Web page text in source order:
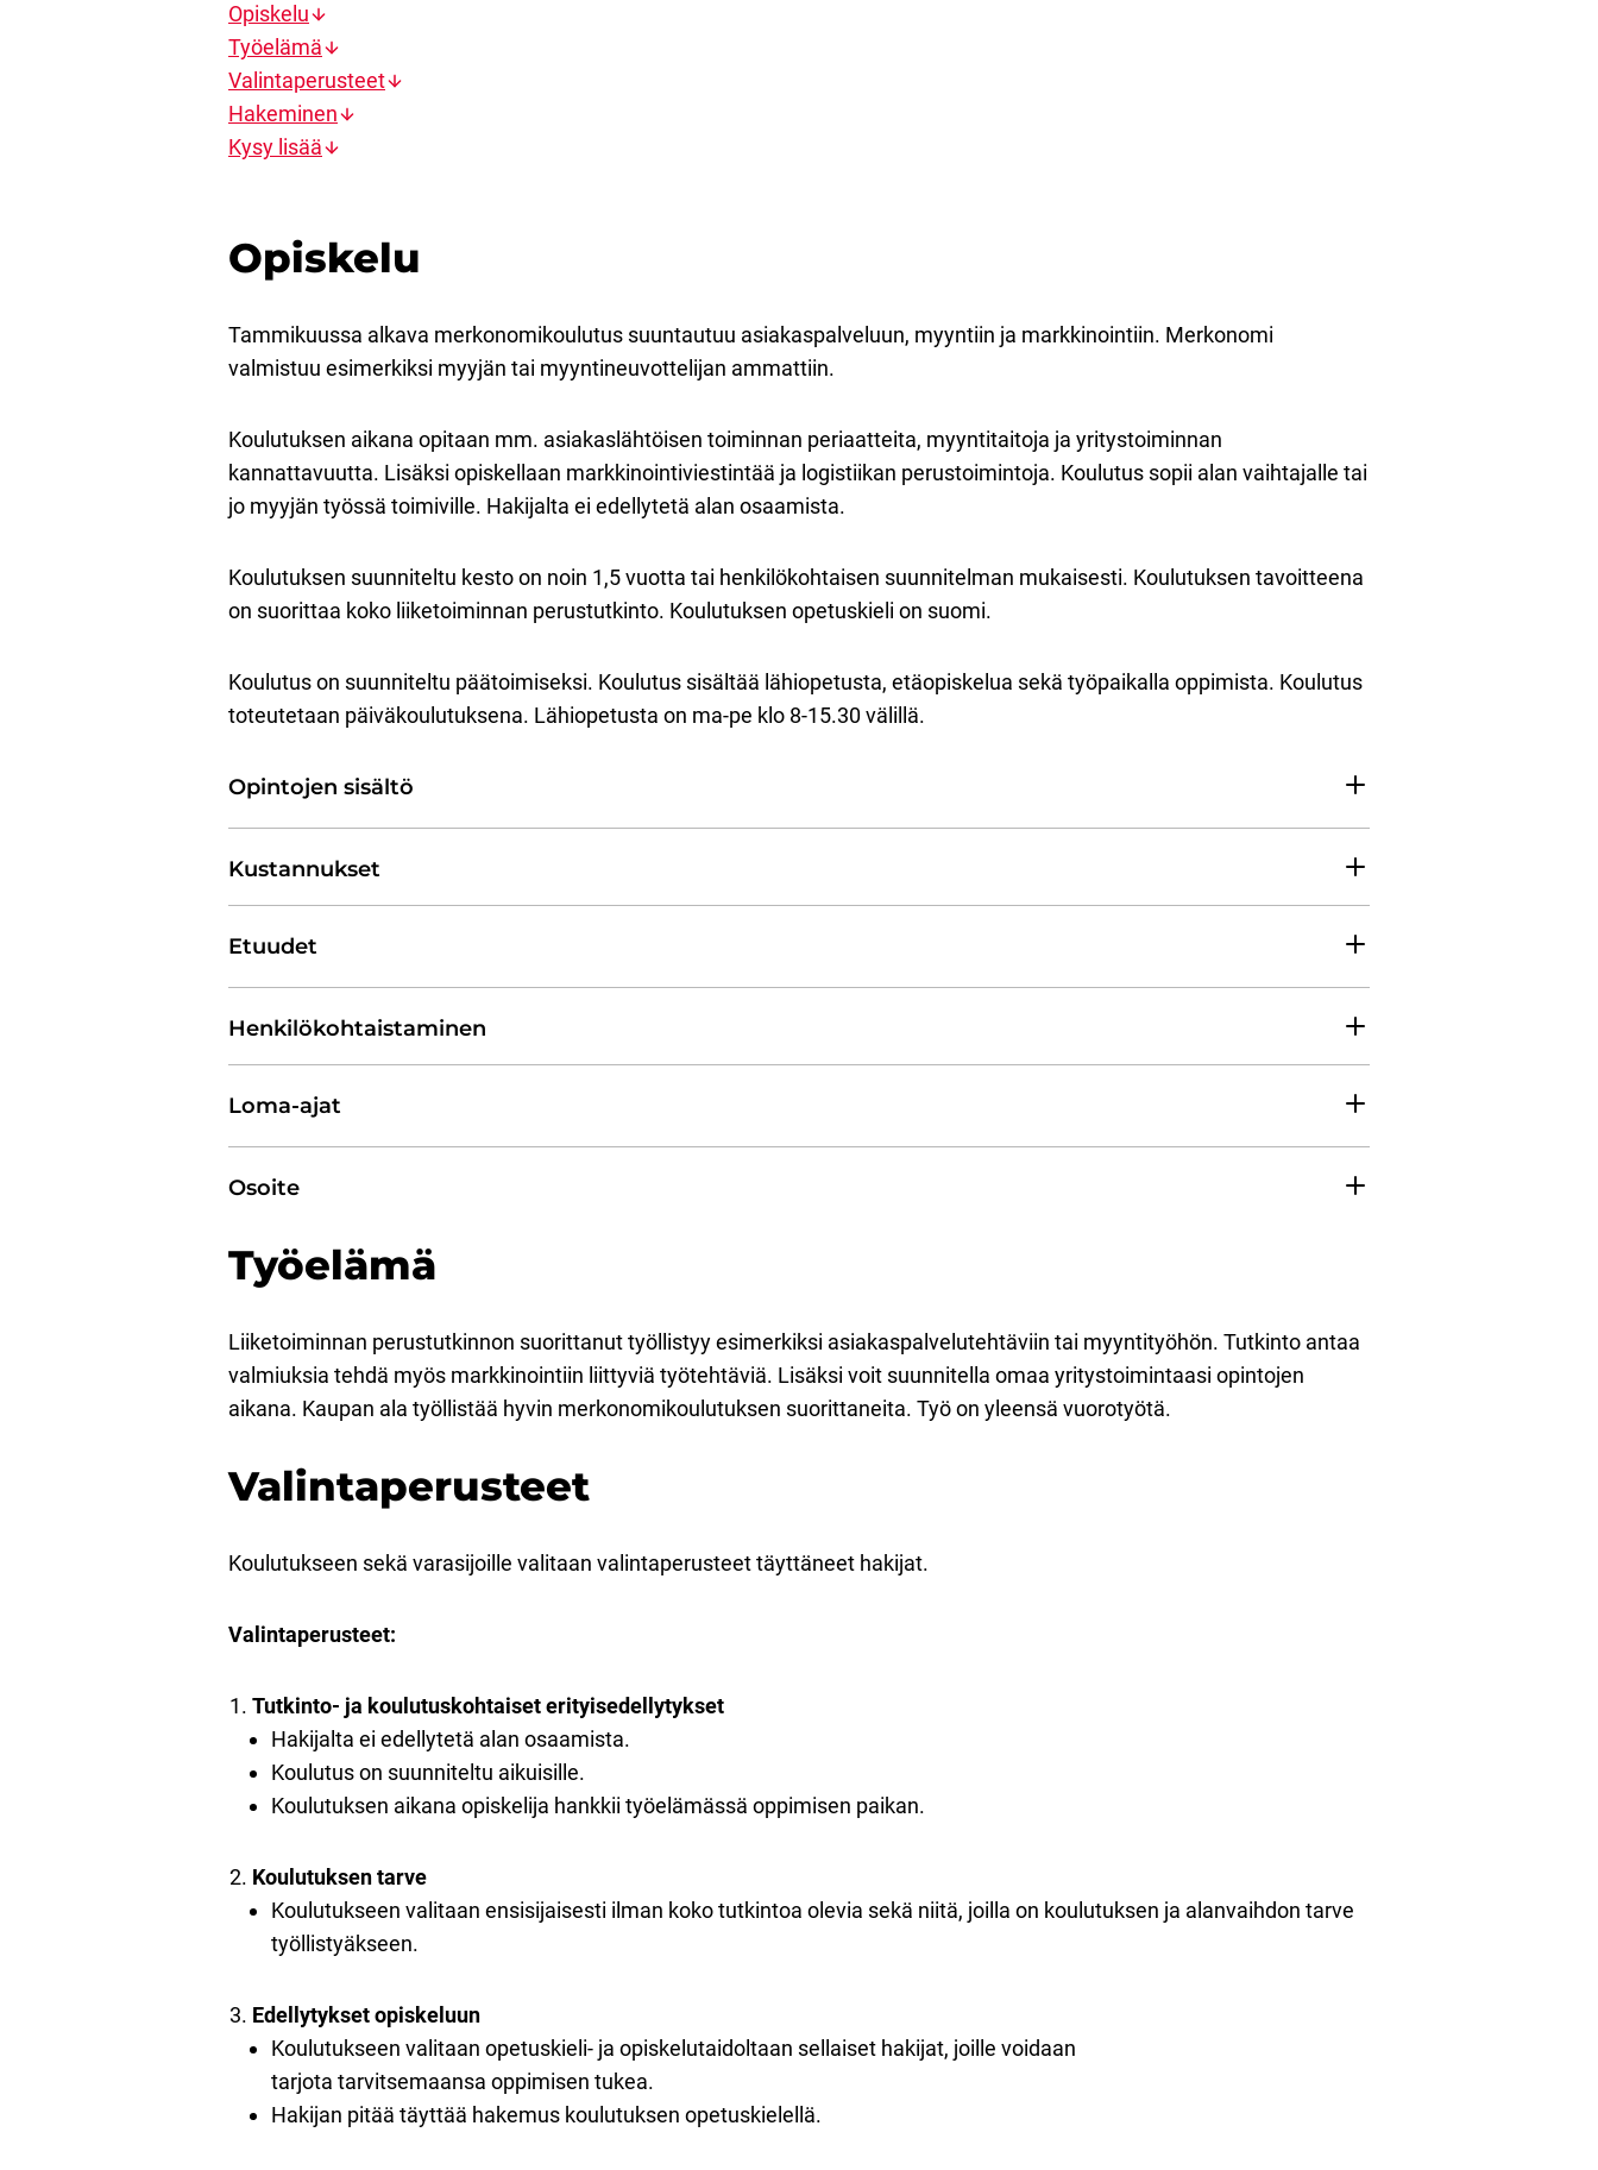
Opiskelu
Työelämä
Valintaperusteet
Hakeminen
Kysy lisää
Opiskelu
Tammikuussa alkava merkonomikoulutus suuntautuu asiakaspalveluun, myyntiin ja markkinointiin. Merkonomi
valmistuu esimerkiksi myyjän tai myyntineuvottelijan ammattiin.
Koulutuksen aikana opitaan mm. asiakaslähtöisen toiminnan periaatteita, myyntitaitoja ja yritystoiminnan
kannattavuutta. Lisäksi opiskellaan markkinointiviestintää ja logistiikan perustoimintoja. Koulutus sopii alan vaihtajalle tai
jo myyjän työssä toimiville. Hakijalta ei edellytetä alan osaamista.
Koulutuksen suunniteltu kesto on noin 1,5 vuotta tai henkilökohtaisen suunnitelman mukaisesti. Koulutuksen tavoitteena
on suorittaa koko liiketoiminnan perustutkinto. Koulutuksen opetuskieli on suomi.
Koulutus on suunniteltu päätoimiseksi. Koulutus sisältää lähiopetusta, etäopiskelua sekä työpaikalla oppimista. Koulutus
toteutetaan päiväkoulutuksena. Lähiopetusta on ma-pe klo 8-15.30 välillä.
Opintojen sisältö
Kustannukset
Etuudet
Henkilökohtaistaminen
Loma-ajat
Osoite
Työelämä
Liiketoiminnan perustutkinnon suorittanut työllistyy esimerkiksi asiakaspalvelutehtäviin tai myyntityöhön. Tutkinto antaa
valmiuksia tehdä myös markkinointiin liittyviä työtehtäviä. Lisäksi voit suunnitella omaa yritystoimintaasi opintojen
aikana. Kaupan ala työllistää hyvin merkonomikoulutuksen suorittaneita. Työ on yleensä vuorotyötä.
Valintaperusteet
Koulutukseen sekä varasijoille valitaan valintaperusteet täyttäneet hakijat.
Valintaperusteet:
Tutkinto- ja koulutuskohtaiset erityisedellytykset​
Hakijalta ei edellytetä alan osaamista.
Koulutus on suunniteltu aikuisille.
Koulutuksen aikana opiskelija hankkii työelämässä oppimisen paikan.
Koulutuksen tarve
Koulutukseen valitaan ensisijaisesti ilman koko tutkintoa olevia sekä niitä, joilla on koulutuksen ja alanvaihdon tarve
työllistyäkseen.
Edellytykset opiskeluun
Koulutukseen valitaan opetuskieli- ja opiskelutaidoltaan sellaiset hakijat, joille voidaan
tarjota tarvitsemaansa oppimisen tukea.
Hakijan pitää täyttää hakemus koulutuksen opetuskielellä.